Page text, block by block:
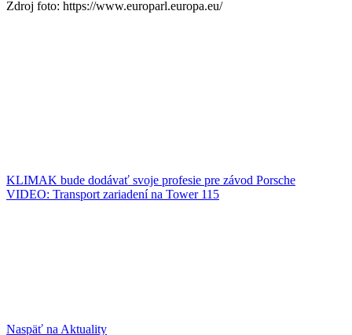
Zdroj foto: https://www.europarl.europa.eu/
KLIMAK bude dodávať svoje profesie pre závod Porsche
VIDEO: Transport zariadení na Tower 115
Naspäť na Aktuality